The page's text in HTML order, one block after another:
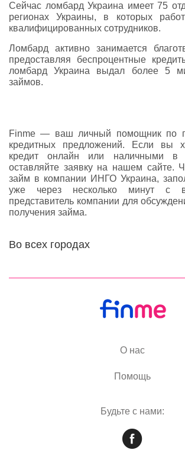
Сейчас ломбард Украина имеет 75
регионах Украины, в которых
квалифицированных сотрудников.
Ломбард активно занимается
предоставляя беспроцентные
ломбард Украина выдал более 5
займов.
Finme — ваш личный помощник по
кредитных предложений. Если вы
кредит онлайн или наличными в
оставляйте заявку на нашем сайте.
займ в компании ИНГО Украина,
уже через несколько минут с
представитель компании для
получения займа.
Во всех городах
О нас
Помощь
Будьте с нами: